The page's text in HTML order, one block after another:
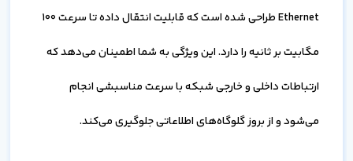
Ethernet طراحی شده است که قابلیت انتقال داده تا سرعت 100
مگابیت بر ثانیه را دارد. این ویژگی به شما اطمینان می‌دهد که
ارتباطات داخلی و خارجی شبکه با سرعت مناسبشی انجام
می‌شود و از بروز گلوگاه‌های اطلاعاتی جلوگیری می‌کند.